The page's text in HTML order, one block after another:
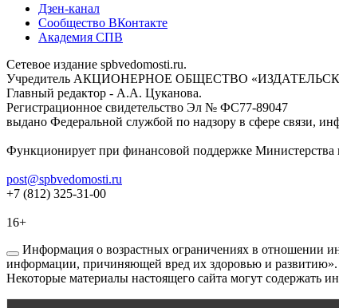
Дзен-канал
Сообщество ВКонтакте
Академия СПВ
Сетевое издание spbvedomosti.ru.
Учредитель АКЦИОНЕРНОЕ ОБЩЕСТВО
Главный редактор - А.А. Цуканова.
Регистрационное свидетельство Эл № ФС77-89047
выдано Федеральной службой по надзору в сфере связи,
Функционирует при финансовой поддержке
post@spbvedomosti.ru
+7 (812) 325-31-00
16+
Информация о возрастных ограничениях в отношении
информации, причиняющей вред их здоровью и развитию».
Некоторые материалы настоящего сайта могут содержать